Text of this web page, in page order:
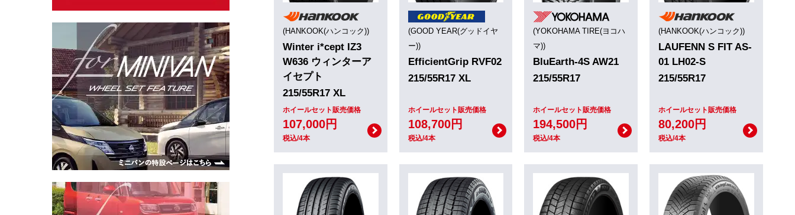
(HANKOOK(ハンコック))
Winter i*cept IZ3
W636 ウィンターア
イセプト
215/55R17 XL
ホイールセット販売価格
107,000円
税込/4本
(GOOD YEAR(グッドイヤ
ー))
EfficientGrip RVF02
215/55R17 XL
ホイールセット販売価格
108,700円
税込/4本
(YOKOHAMA TIRE(ヨコハ
マ))
BluEarth-4S AW21
215/55R17
ホイールセット販売価格
194,500円
税込/4本
(HANKOOK(ハンコック))
LAUFENN S FIT AS-
01 LH02-S
215/55R17
ホイールセット販売価格
80,200円
税込/4本